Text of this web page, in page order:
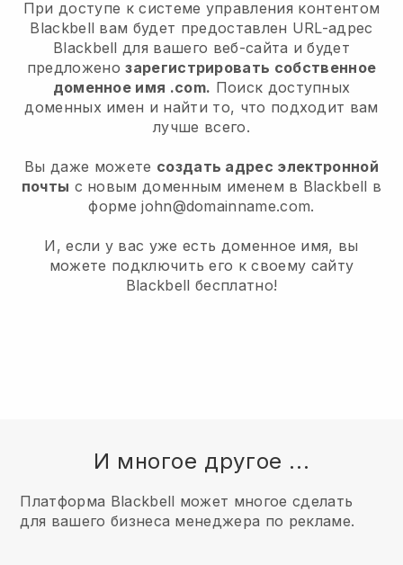
При доступе к системе управления контентом
Blackbell вам будет предоставлен URL-адрес
Blackbell для вашего веб-сайта и будет
предложенозарегистрировать собственное
доменное имя .com. Поиск доступных
доменных имен и найти то, что подходит вам
лучше всего.
Вы даже можете создать адрес электронной
почты с новым доменным именем в Blackbell в
форме john@domainname.com.
И, если у вас уже есть доменное имя, вы
можете подключить его к своему сайту
Blackbell бесплатно!
И многое другое ...
Платформа Blackbell может многое сделать
для вашего бизнеса менеджера по рекламе.